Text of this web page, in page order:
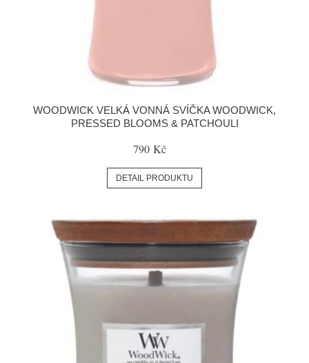
WOODWICK VELKÁ VONNÁ SVÍČKA WOODWICK,
PRESSED BLOOMS & PATCHOULI
790 Kč
DETAIL PRODUKTU